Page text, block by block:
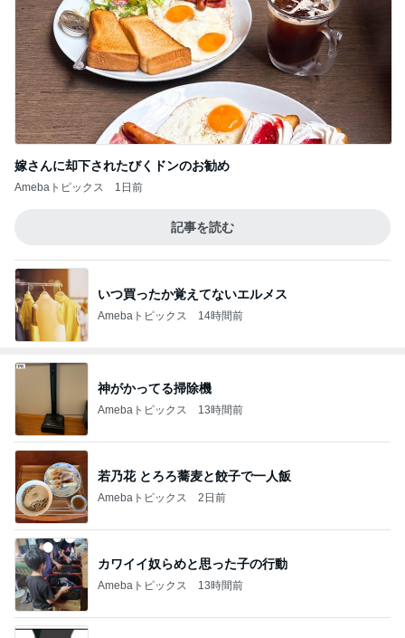
嫁さんに却下されたびくドンのお勧め
Amebaトピックス 1日前
記事を読む
いつ買ったか覚えてないエルメス
Amebaトピックス 14時間前
神がかってる掃除機
Amebaトピックス 13時間前
若乃花 とろろ蕎麦と餃子で一人飯
Amebaトピックス 2日前
カワイイ奴らめと思った子の行動
Amebaトピックス 13時間前